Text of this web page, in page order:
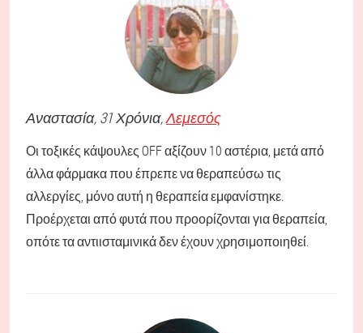
Αναστασία, 31 Χρόνια,Λεμεσός
Οι τοξικές κάψουλες OFF αξίζουν 10 αστέρια, μετά από
άλλα φάρμακα που έπρεπε να θεραπεύσω τις
αλλεργίες, μόνο αυτή η θεραπεία εμφανίστηκε.
Προέρχεται από φυτά που προορίζονται για θεραπεία,
οπότε τα αντιισταμινικά δεν έχουν χρησιμοποιηθεί.